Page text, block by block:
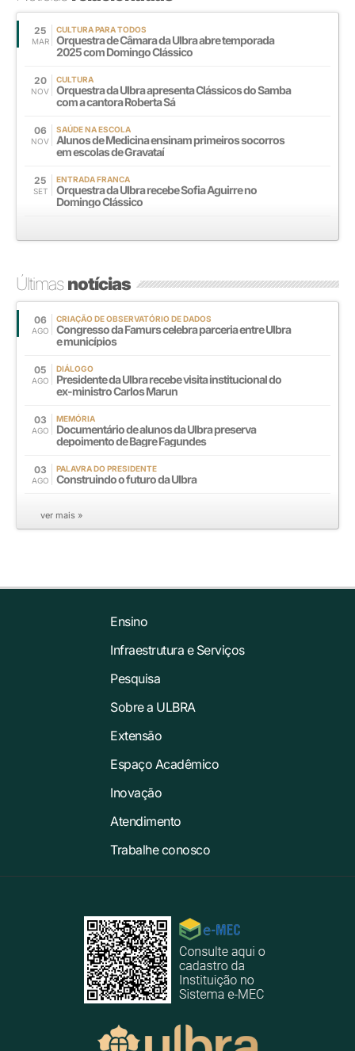
25
MAR
CULTURA PARA TODOS
Orquestra de Câmara da Ulbra abre temporada
2025 com Domingo Clássico
20
NOV
CULTURA
Orquestra da Ulbra apresenta Clássicos do Samba
com a cantora Roberta Sá
06
NOV
SAÚDE NA ESCOLA
Alunos de Medicina ensinam primeiros socorros
em escolas de Gravataí
25
SET
ENTRADA FRANCA
Orquestra da Ulbra recebe Sofia Aguirre no
Domingo Clássico
Últimasnotícias
06
AGO
CRIAÇÃO DE OBSERVATÓRIO DE DADOS
Congresso da Famurs celebra parceria entre Ulbra
e municípios
05
AGO
DIÁLOGO
Presidente da Ulbra recebe visita institucional do
ex-ministro Carlos Marun
03
AGO
MEMÓRIA
Documentário de alunos da Ulbra preserva
depoimento de Bagre Fagundes
03
AGO
PALAVRA DO PRESIDENTE
Construindo o futuro da Ulbra
ver mais »
Ensino
Infraestrutura e Serviços
Pesquisa
Sobre a ULBRA
Extensão
Espaço Acadêmico
Inovação
Atendimento
Trabalhe conosco